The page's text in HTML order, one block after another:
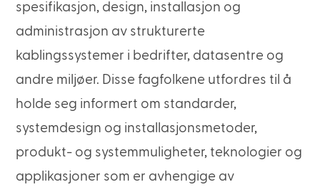
spesifikasjon, design, installasjon og
administrasjon av strukturerte
kablingssystemer i bedrifter, datasentre og
andre miljøer. Disse fagfolkene utfordres til å
holde seg informert om standarder,
systemdesign og installasjonsmetoder,
produkt- og systemmuligheter, teknologier og
applikasjoner som er avhengige av